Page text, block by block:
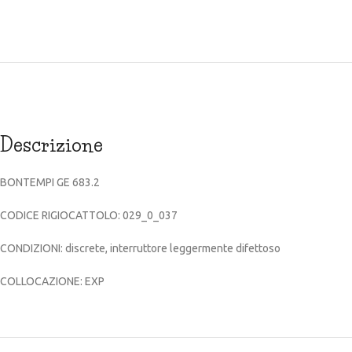
Descrizione
BONTEMPI GE 683.2
CODICE RIGIOCATTOLO: 029_0_037
CONDIZIONI: discrete, interruttore leggermente difettoso
COLLOCAZIONE: EXP